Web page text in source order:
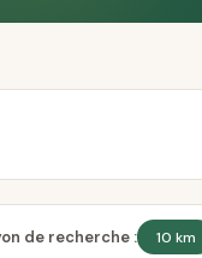
de recherche : 10 km